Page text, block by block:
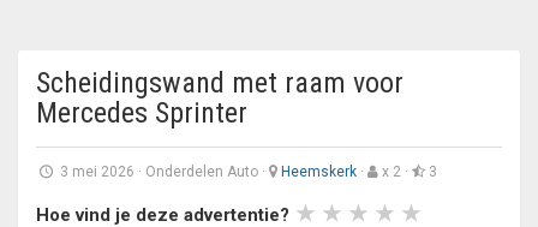
Scheidingswand met raam voor
Mercedes Sprinter
3 mei 2026 · Onderdelen Auto· Heemskerk· x 2 · 3
Hoe vind je deze advertentie?